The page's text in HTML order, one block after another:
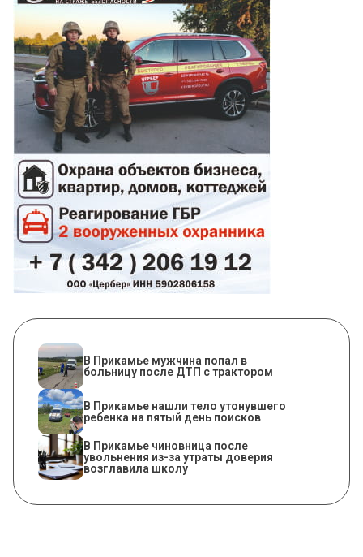
В Прикамье мужчина попал в
больницу после ДТП с трактором
В Прикамье нашли тело утонувшего
ребенка на пятый день поисков
В Прикамье чиновница после
увольнения из-за утраты доверия
возглавила школу